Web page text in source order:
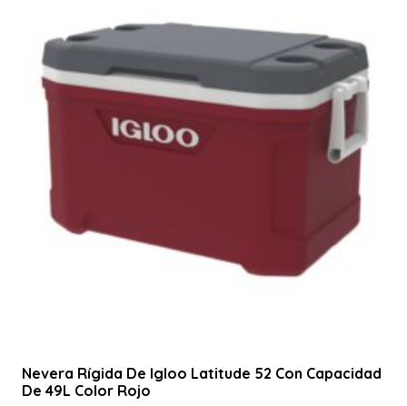
Nevera Rígida De Igloo Latitude 52 Con Capacidad
De 49L Color Rojo